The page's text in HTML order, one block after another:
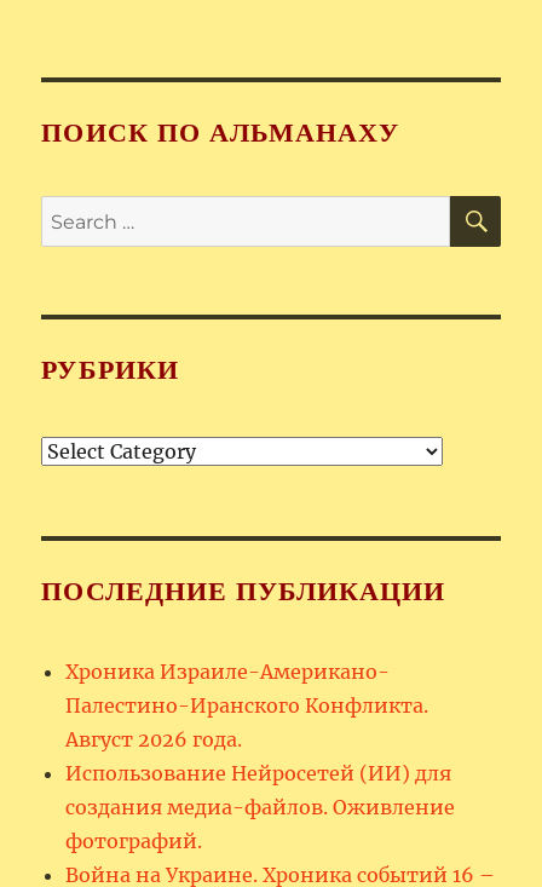
ПОИСК ПО АЛЬМАНАХУ
Search
for:
РУБРИКИ
Рубрики
ПОСЛЕДНИЕ ПУБЛИКАЦИИ
Хроника Израиле-Американо-
Палестино-Иранского Конфликта.
Август 2026 года.
Использование Нейросетей (ИИ) для
создания медиа-файлов. Оживление
фотографий.
Война на Украине. Хроника событий 16 –